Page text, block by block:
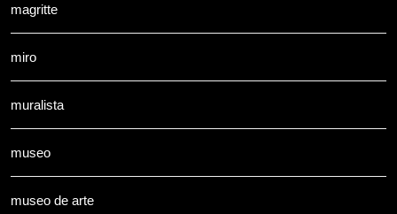
magritte
miro
muralista
museo
museo de arte